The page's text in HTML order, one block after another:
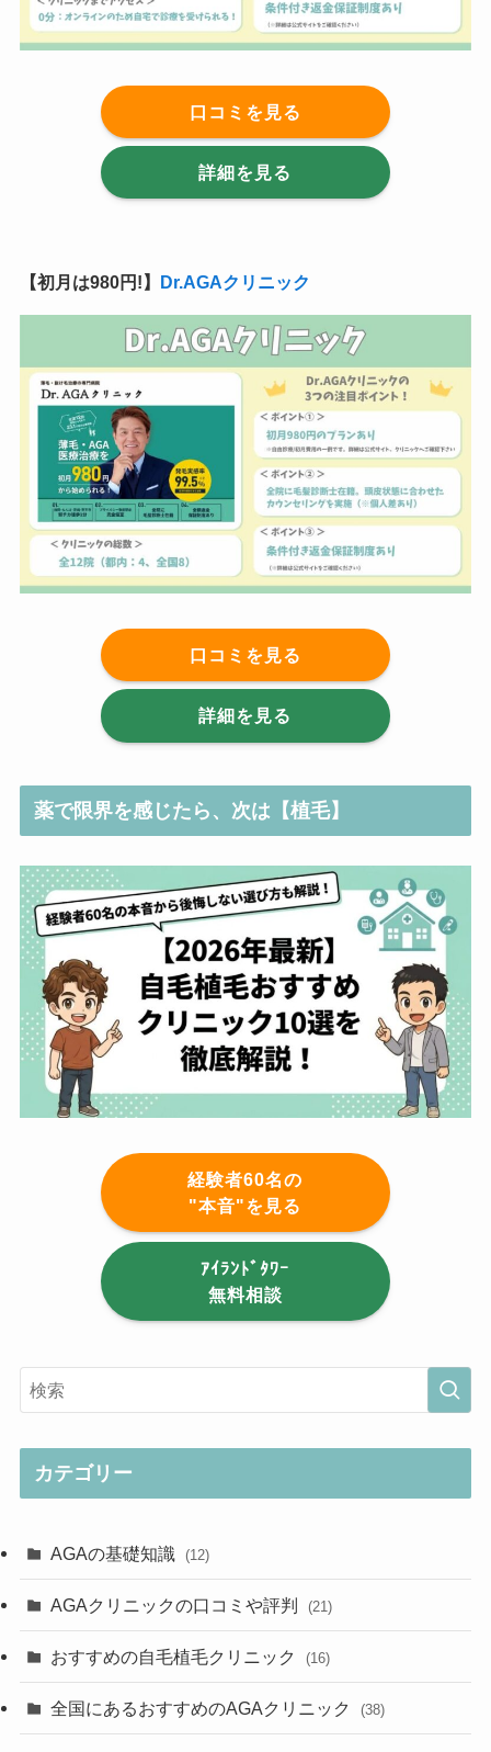
口コミを見る
詳細を見る
【初月は980円!】 Dr.AGAクリニック
口コミを見る
詳細を見る
薬で限界を感じたら、次は【植毛】
経験者60名の
"本音"を見る
ｱｲﾗﾝﾄﾞﾀﾜｰ
無料相談
カテゴリー
AGAの基礎知識 (12)
AGAクリニックの口コミや評判 (21)
おすすめの自毛植毛クリニック (16)
全国にあるおすすめのAGAクリニック (38)